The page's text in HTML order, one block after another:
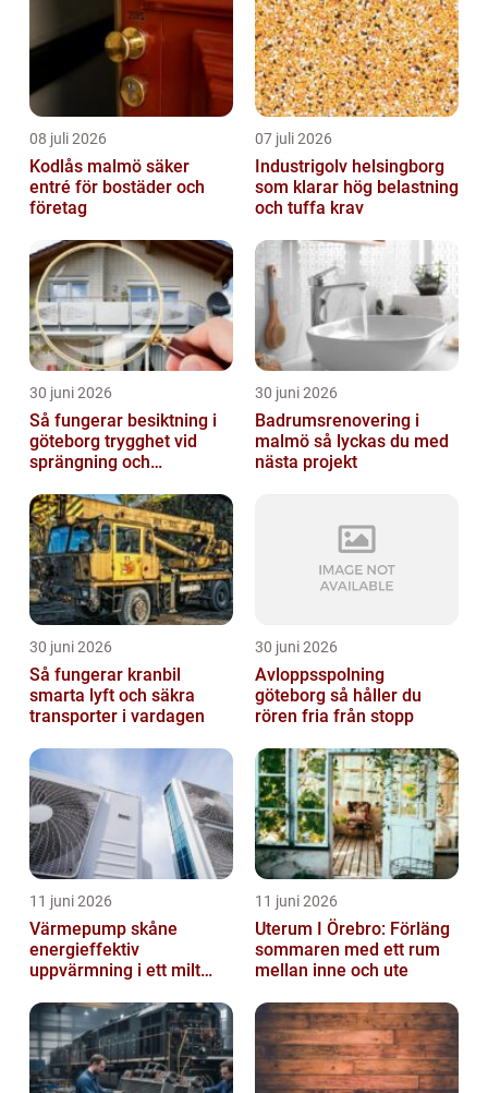
08 juli 2026
Kodlås malmö säker
entré för bostäder och
företag
07 juli 2026
Industrigolv helsingborg
som klarar hög belastning
och tuffa krav
30 juni 2026
Så fungerar besiktning i
göteborg trygghet vid
sprängning och
30 juni 2026
Badrumsrenovering i
malmö så lyckas du med
nästa projekt
30 juni 2026
Så fungerar kranbil
smarta lyft och säkra
transporter i vardagen
30 juni 2026
Avloppsspolning
göteborg så håller du
rören fria från stopp
11 juni 2026
Värmepump skåne
energieffektiv
uppvärmning i ett milt
11 juni 2026
Uterum I Örebro: Förläng
sommaren med ett rum
mellan inne och ute